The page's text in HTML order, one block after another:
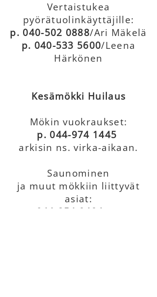
Vertaistukea
pyörätuolinkäyttäjille:
p. 040-502 0888/​Ari Mäkelä
p. 040-533 5600/Leena
Härkönen
Kesämökki Huilaus
Mökin vuokraukset:
p. 044-974 1445
arkisin ns. virka-aikaan.
Saunominen
ja muut mökkiin liittyvät
asiat:
044-254 9494